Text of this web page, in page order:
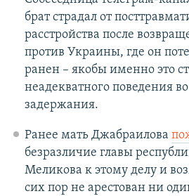
брат страдал от
расстройства после
против Украины, где он
ранен – якобы именно это
неадекватного поведения
задержания.
Ранее мать Джабраилова
безразличие главы
Меликова к этому делу и
сих пор не арестован ни